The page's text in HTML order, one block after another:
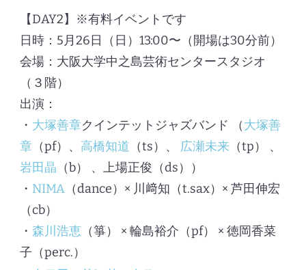
【DAY2】※有料イベントです
日時：5月26日（日）13:00〜（開場は30分前）
会場：大阪大学中之島芸術センタースタジオ
（３階）
出演：
・ 大塚善章クインテットジャズバンド （大塚善
章 （pf）、 高橋知道 （ts）、 広瀬未来 （tp） 、
岩田晶 （b） 、上場正俊（ds））
・ NIMA （dance）× 川﨑知（t.sax）× 芦田伸宏
（cb）
・ 森川浩恵 （箏） × 輪島裕介（pf） × 徳岡香菜
子（perc.）